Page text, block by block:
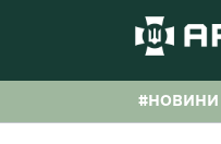
#НОВИНИ